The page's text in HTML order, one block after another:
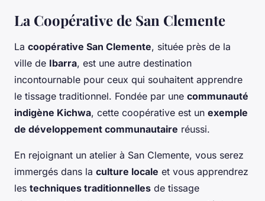
La Coopérative de San Clemente
La coopérative San Clemente, située près de la
ville de Ibarra, est une autre destination
incontournable pour ceux qui souhaitent apprendre
le tissage traditionnel. Fondée par une communauté
indigène Kichwa, cette coopérative est un exemple
de développement communautaire réussi.
En rejoignant un atelier à San Clemente, vous serez
immergés dans la culture locale et vous apprendrez
les techniques traditionnelles de tissage